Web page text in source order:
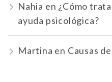
Nahia en ¿Cómo
ayuda psicológica?
Martina en Causas